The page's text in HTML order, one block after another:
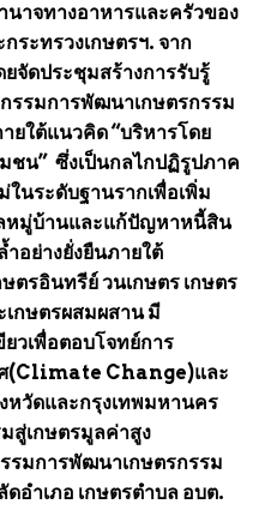
าจทางอาหารและครัวของ
ระทรวงเกษตรฯ. จาก
จัดประชุมสร้างการรับรู้
รรมการพัฒนาเกษตรกรรม
ยใต้แนวคิด “บริหารโดย
ชน” ซึ่งเป็นกลไกปฏิรูปภาค
ในระดับฐานรากเพื่อเพิ่ม
หมู่บ้านและแก้ปัญหาหนี้สิน
อย่างยั่งยืนภายใต้
ตรอินทรีย์ วนเกษตร เกษตร
กษตรผสมผสาน มี
วเพื่อตอบโจทย์การ
(Climate Change)และ
หวัดและกรุงเทพมหานคร
สู่เกษตรมูลค่าสูง
มการพัฒนาเกษตรกรรม
อำเภอ เกษตรตำบล อบต.